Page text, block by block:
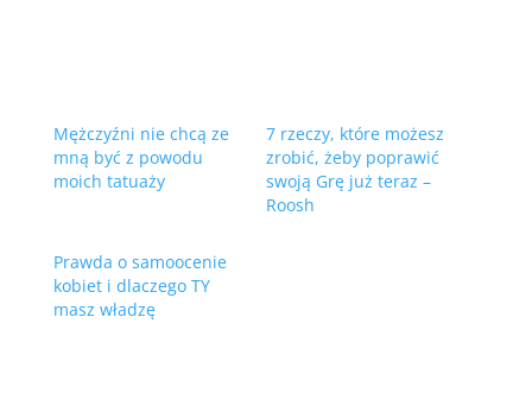
Mężczyźni nie chcą ze
mną być z powodu
moich tatuaży
7 rzeczy, które możesz
zrobić, żeby poprawić
swoją Grę już teraz –
Roosh
Prawda o samoocenie
kobiet i dlaczego TY
masz władzę